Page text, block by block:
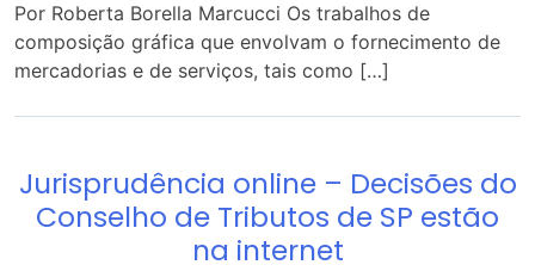
Por Roberta Borella Marcucci Os trabalhos de
composição gráfica que envolvam o fornecimento de
mercadorias e de serviços, tais como […]
Jurisprudência online – Decisões do
Conselho de Tributos de SP estão
na internet